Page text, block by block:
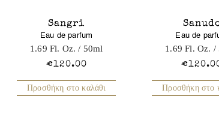
Sangri
Eau de parfum
1.69 Fl. Oz. / 50ml
€120.00
Προσθήκη στο καλάθι
Eau de
1.69 Fl. Oz. /
Προσθήκη στο